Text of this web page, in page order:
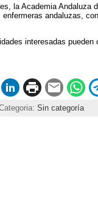
la Academia
enfermeras andaluzas,
interesadas
Sin categoría